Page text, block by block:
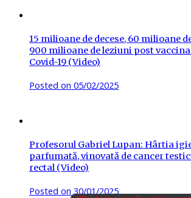
15 milioane de decese, 60 milioane
900 milioane de leziuni post
Covid-19 (Video)
Posted on 05/02/2025
Profesorul Gabriel Lupan: Hârtia
parfumată, vinovată de cancer
rectal (Video)
Posted on30/01/2025